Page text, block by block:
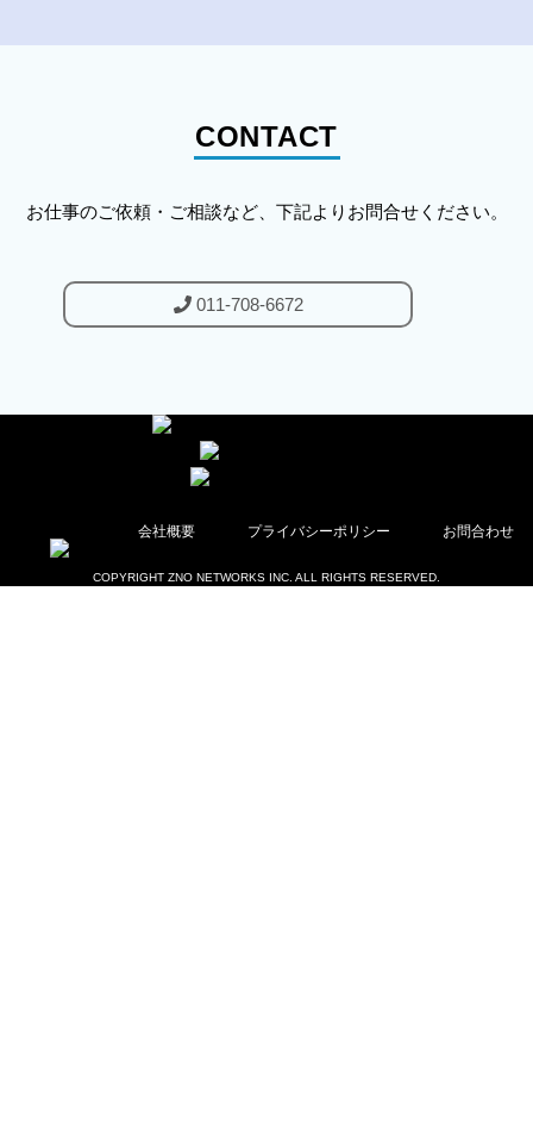
CONTACT
お仕事のご依頼・ご相談など、 下記よりお問合せください。
011-708-6672
会社概要 プライバシーポリシー お問合わせ
COPYRIGHT ZNO NETWORKS INC. ALL RIGHTS RESERVED.